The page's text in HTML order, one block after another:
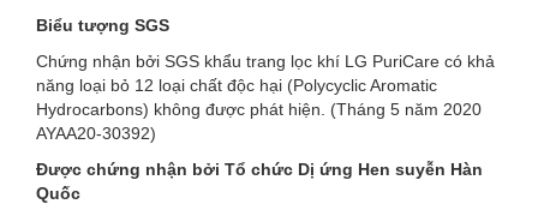
Biểu tượng SGS
Chứng nhận bởi SGS khẩu trang lọc khí LG PuriCare có khả
năng loại bỏ 12 loại chất độc hại (Polycyclic Aromatic
Hydrocarbons) không được phát hiện. (Tháng 5 năm 2020
AYAA20-30392)
Được chứng nhận bởi Tổ chức Dị ứng Hen suyễn Hàn
Quốc